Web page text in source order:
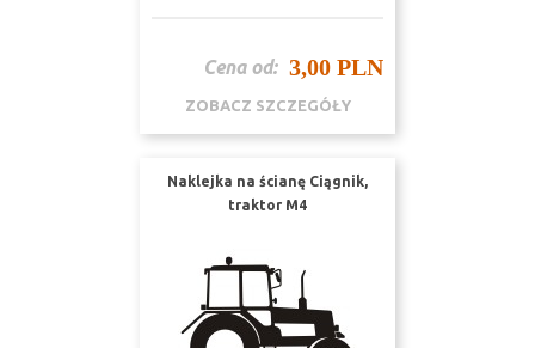
Cena od: 3,00 PLN
ZOBACZ SZCZEGÓŁY
Naklejka na ścianę Ciągnik,
traktor M4